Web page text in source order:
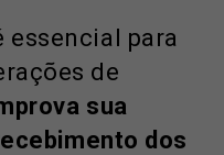
essencial para
de
sua
dos